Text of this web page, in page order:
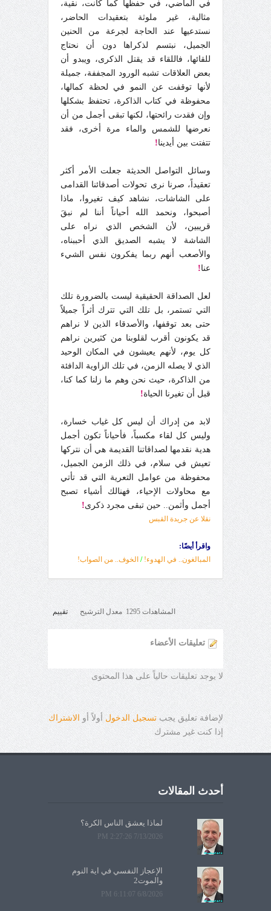
في الماضي، في حفظها كما كانت، نقية،
مثالية، غير ملوثة بتعقيدات الحاضر،
نستدعيها عند الحاجة لجرعة من الحنين
الجميل، نبتسم لذكراها دون أن نحتاج
للقائها، فاللقاء قد يقتل الذكرى، ويبدو أن
بعض العلاقات تشبه الورود المجففة، جميلة
لأنها توقفت عن النمو في لحظة كمالها،
محفوظة في كتاب الذاكرة، تحتفظ بشكلها
وإن فقدت رائحتها، لكنها تبقى أجمل من أن
نعرضها للشمس والماء مرة أخرى، فقد
تتفتت بين أيدينا!
وسائل التواصل الحديثة جعلت الأمر أكثر
تعقيداً، صرنا نرى تحولات أصدقائنا القدامى
على الشاشات، نشاهد كيف تغيروا، ماذا
أصبحوا، ونحمد الله أحياناً أننا لم نبقَ
قريبين، لأن الشخص الذي نراه على
الشاشة لا يشبه الصديق الذي أحببناه،
والأصعب أنهم ربما يفكرون نفس الشيء
عنا!
لعل الصداقة الحقيقية ليست بالضرورة تلك
التي تستمر، بل تلك التي تترك أثراً جميلاً
حتى بعد توقفها، والأصدقاء الذين لا نراهم
قد يكونون أقرب لقلوبنا من كثيرين نراهم
كل يوم، لأنهم يعيشون في المكان الوحيد
الذي لا يصله الزمن، في تلك الزاوية الدافئة
من الذاكرة، حيث نحن وهم ما زلنا كما كنا،
قبل أن تغيرنا الحياة!
لابد من إدراك أن ليس كل غياب خسارة،
وليس كل لقاء مكسباً، فأحياناً تكون أجمل
هدية نقدمها لصداقاتنا القديمة هي أن نتركها
تعيش في سلام، في ذلك الزمن الجميل،
محفوظة من عوامل التعرية التي قد تأتي
مع محاولات الإحياء، فهنالك أشياء تصبح
أجمل وأثمن.. حين تبقى مجرد ذكرى!
نقلا عن جريدة القبس
واقرأ أيضًا:
المبالغون.. في الهدوء! / الخوف.. من الصواب!
المشاهدات 1295 معدل الترشيح تقييم
تعليقات الأعضاء
لا يوجد تعليقات حالياً على هذا المحتوى
لإضافة تعليق يجب تسجيل الدخول أولاً أو
الاشتراك
إذا كنت غير مشترك
أحدث المقالات
لماذا يعشق الناس الكرة؟
7/13/2026 2:27:26 PM
الإعجاز النفسي في آية النوم
والموت2
6/8/2026 6:11:07 PM